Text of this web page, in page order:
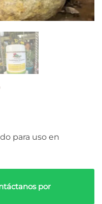
para uso en
por